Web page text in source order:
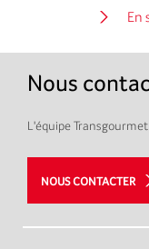
En
Nous
L'équipe
NOUS CONTACTER